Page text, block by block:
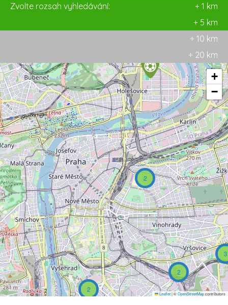
Zvolte rozsah vyhledávání:
+ 1 km
+ 5 km
+ 10 km
+ 20 km
2
2
2
3
+
−
Leaflet|©OpenStreetMapcontributors